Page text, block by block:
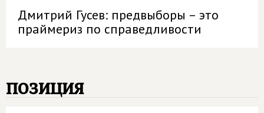
Дмитрий Гусев: предвыборы – это
праймериз по справедливости
позиция